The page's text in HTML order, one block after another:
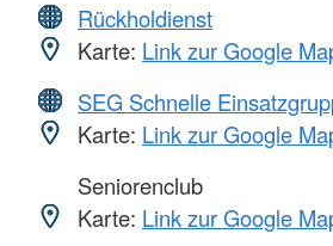
Rückholdienst
Karte: Link zur Google
SEG Schnelle
Karte: Link zur Google
Seniorenclub
Karte: Link zur Google